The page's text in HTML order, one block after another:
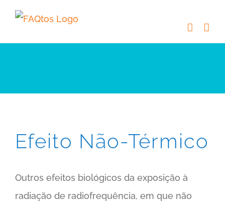
Skip
content
Efeito Não-Térmico
Outros efeitos biológicos da exposição à
radiação de radiofrequência, em que não